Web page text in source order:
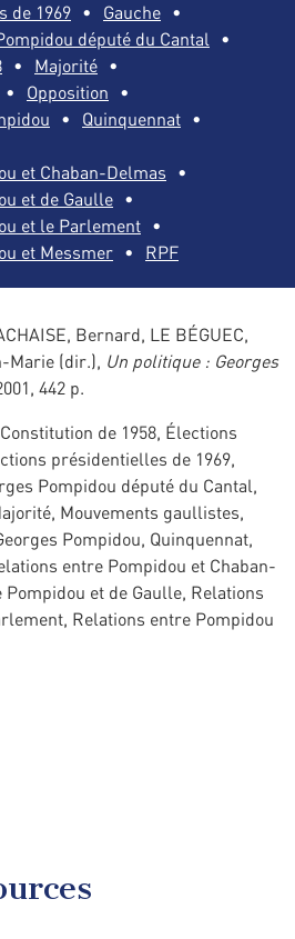
de 1969
Gauche
député du Cantal
Majorité
Opposition
Quinquennat
et Chaban-Delmas
et de Gaulle
et le Parlement
et Messmer
RPF
Bernard, LE BÉGUEC,
Marie (dir.), Un politique : Georges
442 p.
de 1958, Élections
présidentielles de 1969,
Pompidou député du Cantal,
Mouvements gaullistes,
Pompidou, Quinquennat,
entre Pompidou et Chaban-
et de Gaulle, Relations
Relations entre Pompidou